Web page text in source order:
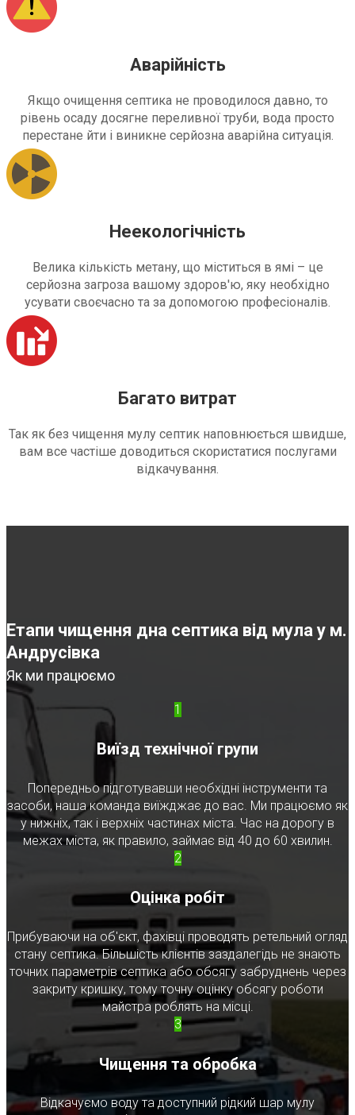
Аварійність
Якщо очищення септика не проводилося давно, то
рівень осаду досягне переливної труби, вода просто
перестане йти і виникне серйозна аварійна ситуація.
Неекологічність
Велика кількість метану, що міститься в ямі – це
серйозна загроза вашому здоров'ю, яку необхідно
усувати своєчасно та за допомогою професіоналів.
Багато витрат
Так як без чищення мулу септик наповнюється швидше,
вам все частіше доводиться скористатися послугами
відкачування.
Етапи чищення дна септика від мула у м.
Андрусівка
Як ми працюємо
1
Виїзд технічної групи
Попередньо підготувавши необхідні інструменти та
засоби, наша команда виїжджає до вас. Ми працюємо як
у нижніх, так і верхніх частинах міста. Час на дорогу в
межах міста, як правило, займає від 40 до 60 хвилин.
2
Оцінка робіт
Прибуваючи на об'єкт, фахівці проводять ретельний огляд
стану септика. Більшість клієнтів заздалегідь не знають
точних параметрів септика або обсягу забруднень через
закриту кришку, тому точну оцінку обсягу роботи
майстра роблять на місці.
3
Чищення та обробка
Відкачуємо воду та доступний рідкий шар мулу